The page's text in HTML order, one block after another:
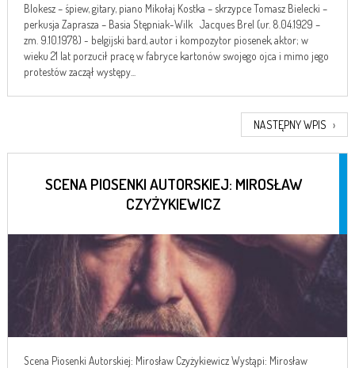
Blokesz – śpiew, gitary, piano Mikołaj Kostka – skrzypce Tomasz Bielecki –
perkusja Zaprasza – Basia Stępniak-Wilk Jacques Brel (ur. 8.04.1929 –
zm. 9.10.1978) - belgijski bard, autor i kompozytor piosenek, aktor; w
wieku 21 lat porzucił pracę w fabryce kartonów swojego ojca i mimo jego
protestów zaczął występy...
NASTĘPNY WPIS ›
SCENA PIOSENKI AUTORSKIEJ: MIROSŁAW
CZYŻYKIEWICZ
Scena Piosenki Autorskiej: Mirosław Czyżykiewicz Wystąpi: Mirosław